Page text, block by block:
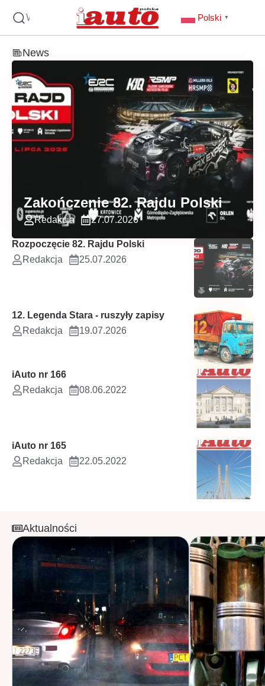
Wyszukaj Polski ▼
News
Zakończenie 82. Rajdu Polski
Redakcja 27.07.2026
Rozpoczęcie 82. Rajdu Polski
Redakcja
25.07.2026
12. Legenda Stara - ruszyły zapisy
Redakcja
19.07.2026
iAuto nr 166
Redakcja
08.06.2022
iAuto nr 165
Redakcja
22.05.2022
Aktualności